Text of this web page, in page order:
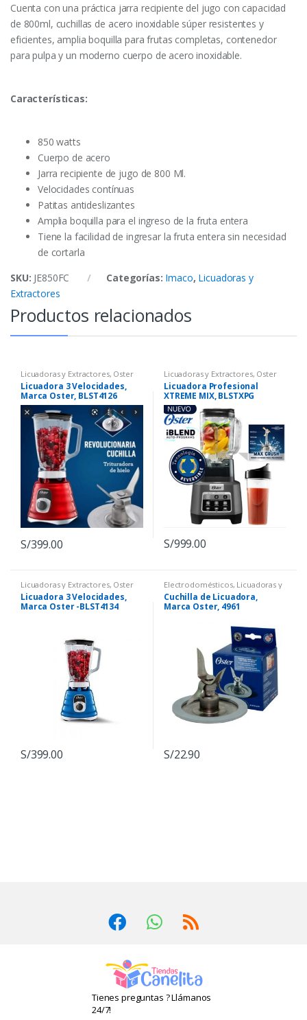
Cuenta con una práctica jarra recipiente del jugo con capacidad
de 800ml, cuchillas de acero inoxidable súper resistentes y
eficientes, amplia boquilla para frutas completas, contenedor
para pulpa y un moderno cuerpo de acero inoxidable.
Características:
850 watts
Cuerpo de acero
Jarra recipiente de jugo de 800 Ml.
Velocidades contínuas
Patitas antideslizantes
Amplia boquilla para el ingreso de la fruta entera
Tiene la facilidad de ingresar la fruta entera sin necesidad
de cortarla
SKU: JE850FC Categorías: Imaco, Licuadoras y
Extractores
Productos relacionados
Licuadoras y Extractores, Oster
Licuadora 3 Velocidades,
Marca Oster, BLST4126
S/399.00
Licuadoras y Extractores, Oster
Licuadora Profesional
XTREME MIX, BLSTXPG
S/999.00
Licuadoras y Extractores, Oster
Licuadora 3 Velocidades,
Marca Oster -BLST4134
S/399.00
Electrodomésticos, Licuadoras y
Extractores Oster
Cuchilla de Licuadora,
Marca Oster, 4961
S/22.90
Tienes preguntas ? Llámanos
24/7!